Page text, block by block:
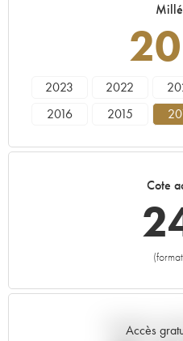
2023 2022
2016
2015
Cote
Accès
Tendance